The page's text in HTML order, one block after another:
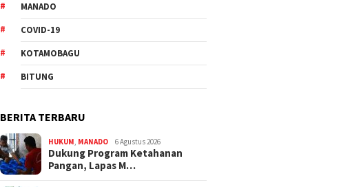
MANADO
COVID-19
KOTAMOBAGU
BITUNG
BERITA TERBARU
HUKUM, MANADO 6 Agustus 2026
Dukung Program Ketahanan
Pangan, Lapas M…